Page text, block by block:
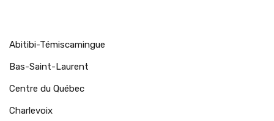
Abitibi-Témiscamingue
Bas-Saint-Laurent
Centre du Québec
Charlevoix